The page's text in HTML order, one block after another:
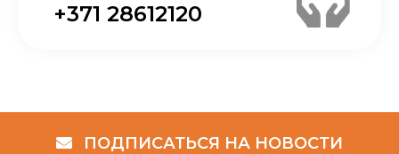
+371 28612120
ПОДПИСАТЬСЯ НА НОВОСТИ